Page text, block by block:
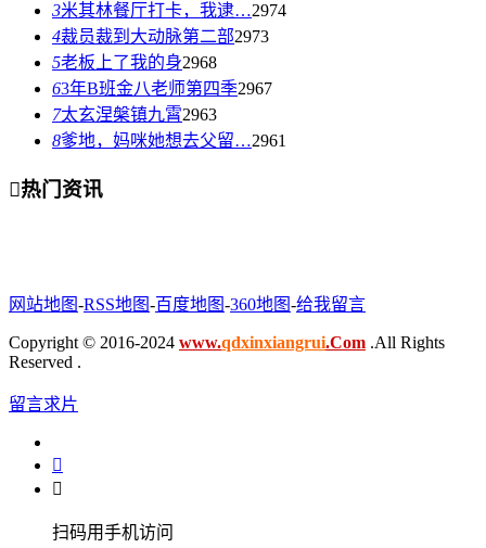
3米其林餐厅打卡，我逮…2974
4裁员裁到大动脉第二部2973
5老板上了我的身2968
63年B班金八老师第四季2967
7太玄涅槃镇九霄2963
8爹地，妈咪她想去父留…2961
热门资讯
网站地图-RSS地图-百度地图-360地图-给我留言
Copyright © 2016-2024 www.qdxinxiangrui.Com .All Rights
Reserved .
留言求片


扫码用手机访问